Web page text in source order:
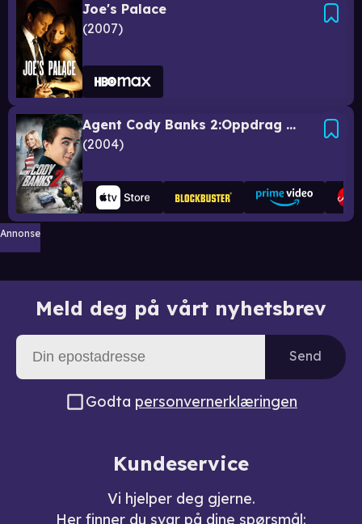
Joe's Palace
2007
Agent Cody Banks 2:Oppdrag London
2004
Annonse
Meld deg på vårt nyhetsbrev
Send
Godta personvernerklæringen
Kundeservice
Vi hjelper deg gjerne.
Her finner du svar på dine spørsmål: